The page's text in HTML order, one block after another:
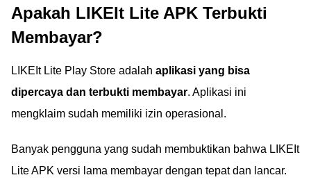
Apakah LIKEIt Lite APK Terbukti
Membayar?
LIKEIt Lite Play Store adalah aplikasi yang bisa
dipercaya dan terbukti membayar. Aplikasi ini
mengklaim sudah memiliki izin operasional.
Banyak pengguna yang sudah membuktikan bahwa LIKEIt
Lite APK versi lama membayar dengan tepat dan lancar.